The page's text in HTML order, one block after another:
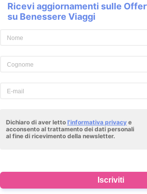
Ricevi aggiornamenti sulle
su Benessere Viaggi
Dichiaro di aver letto l'informativa privacy e
acconsento al trattamento dei dati personali
al fine di ricevimento della newsletter.
Iscriviti